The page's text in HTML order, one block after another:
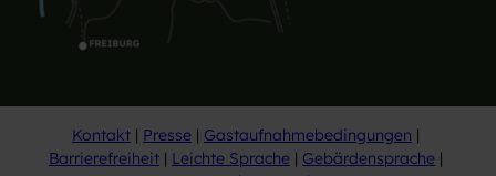
Kontakt Presse
Gastaufnahmebedingungen
Barrierefreiheit
Leichte Sprache
Gebärdensprache